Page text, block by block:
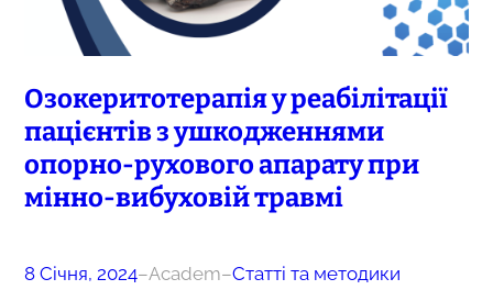
Озокеритотерапія у реабілітації
пацієнтів з ушкодженнями
опорно-рухового апарату при
мінно-вибуховій травмі
8 Січня, 2024–Academ–Статті та методики